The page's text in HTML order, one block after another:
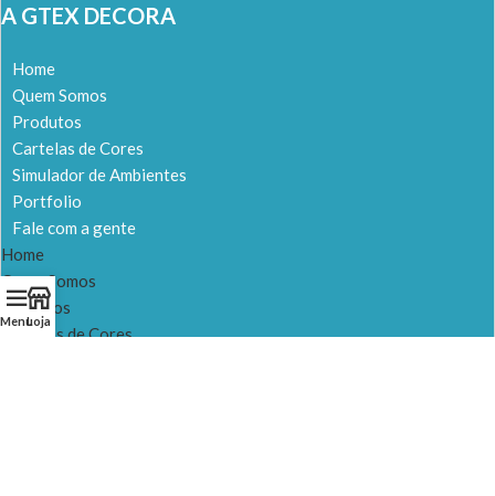
A GTEX DECORA
Home
Quem Somos
Produtos
Cartelas de Cores
Simulador de Ambientes
Portfolio
Fale com a gente
Home
Quem Somos
Produtos
Cartelas de Cores
MenuLoja